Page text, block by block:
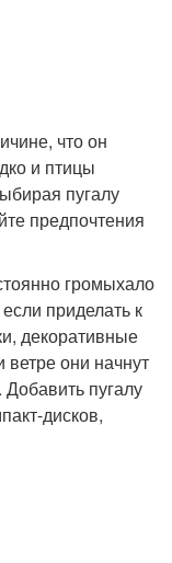
что он
и птицы
пугалу
предпочтения
громыхало
приделать к
декоративные
ветре они начнут
Добавить пугалу
дисков,